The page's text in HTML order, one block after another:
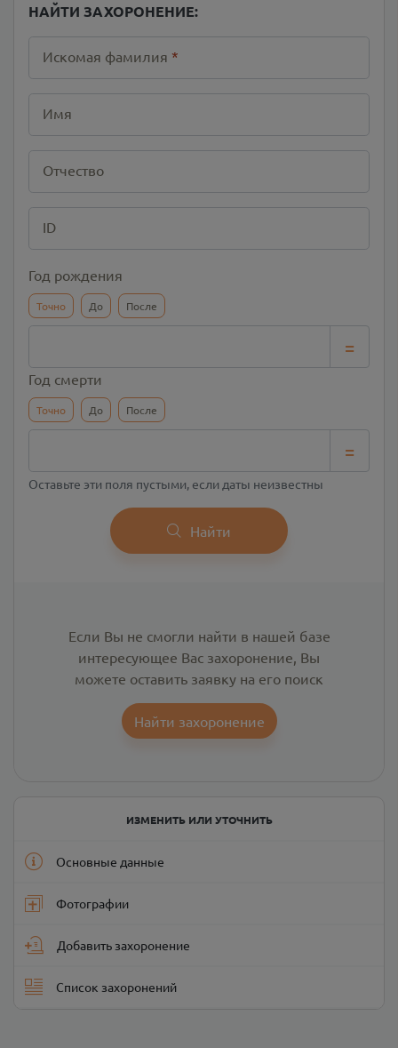
НАЙТИ ЗАХОРОНЕНИЕ:
Искомая фамилия *
Имя
Отчество
ID
Год рождения
Точно До После
=
Год смерти
Точно До После
=
Оставьте эти поля пустыми, если даты неизвестны
Найти
Если Вы не смогли найти в нашей базе
интересующее Вас захоронение, Вы
можете оставить заявку на его поиск
Найти захоронение
ИЗМЕНИТЬ ИЛИ УТОЧНИТЬ
Основные данные
Фотографии
Добавить захоронение
Список захоронений